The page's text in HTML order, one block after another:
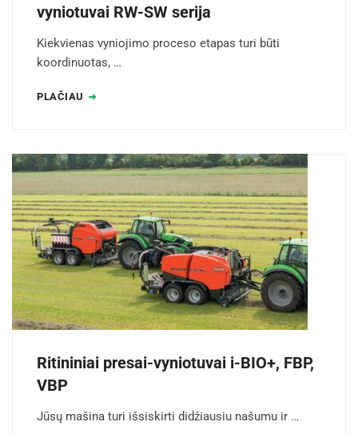
vyniotuvai RW-SW serija
Kiekvienas vyniojimo proceso etapas turi būti
koordinuotas, …
PLAČIAU
Ritininiai presai-vyniotuvai i-BIO+, FBP,
VBP
Jūsų mašina turi išsiskirti didžiausiu našumu ir …